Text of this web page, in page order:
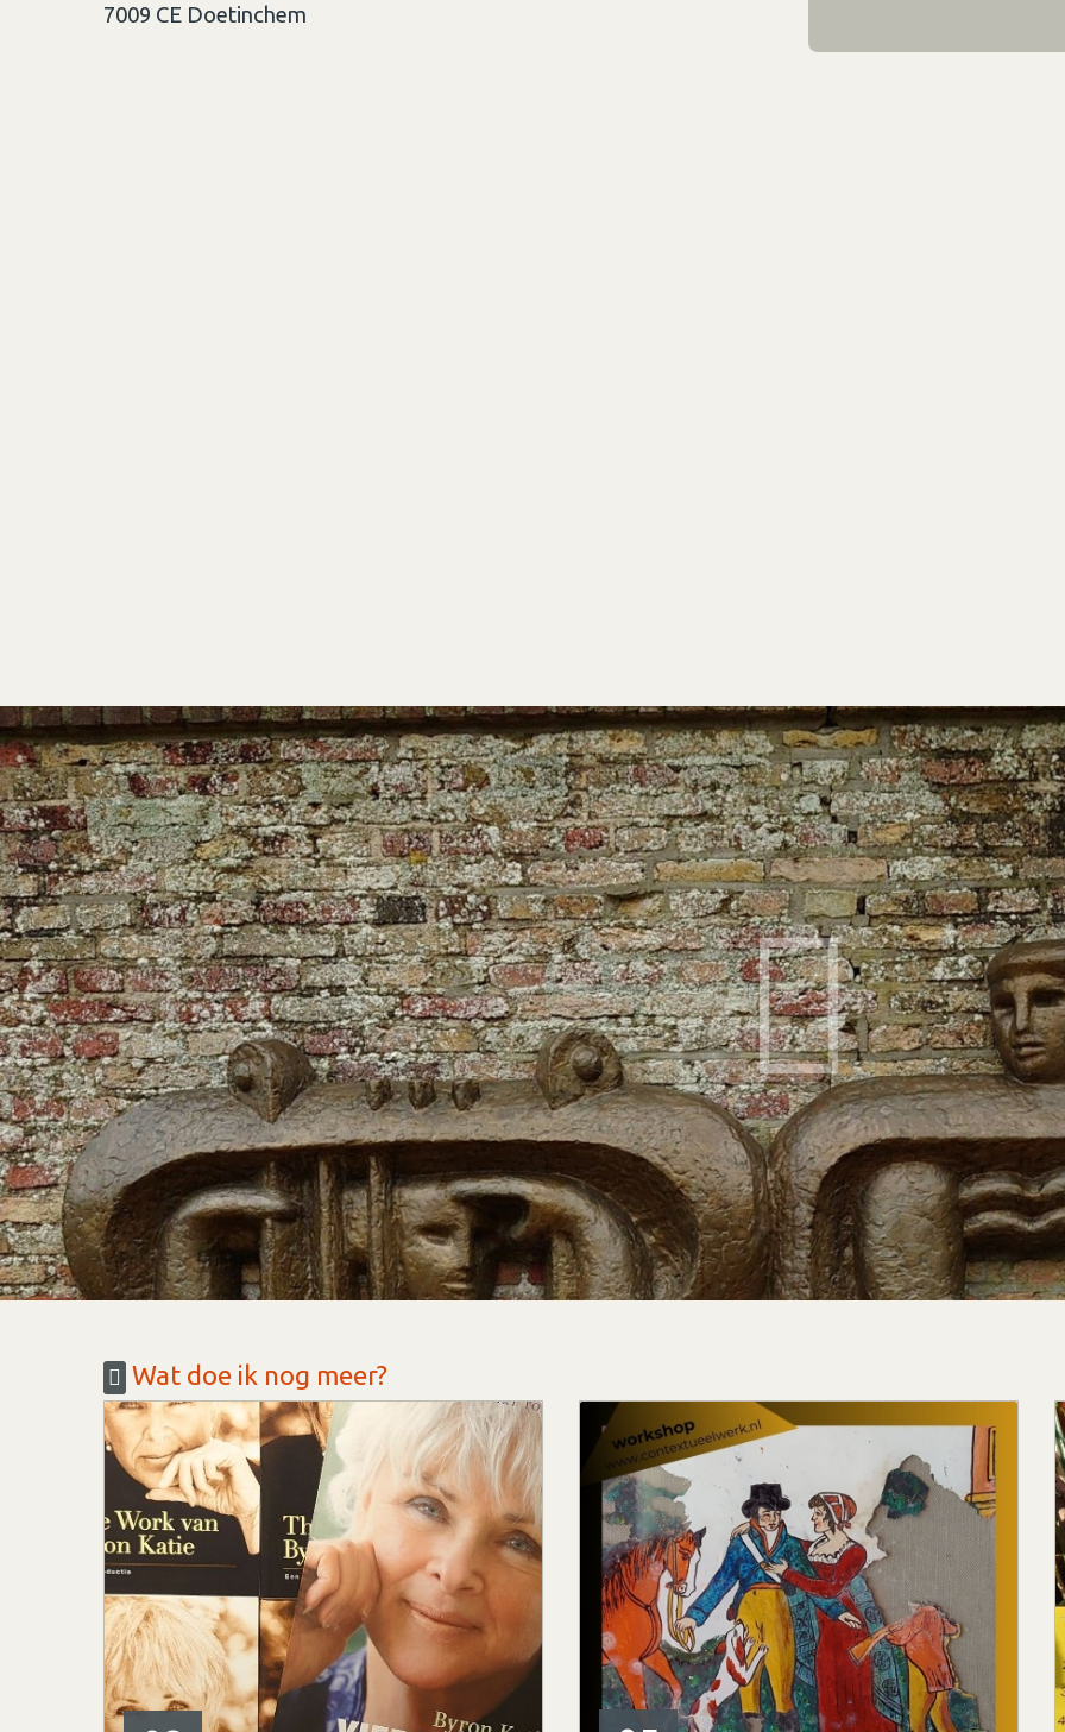
7009 CE Doetinchem
Wat doe ik nog meer?